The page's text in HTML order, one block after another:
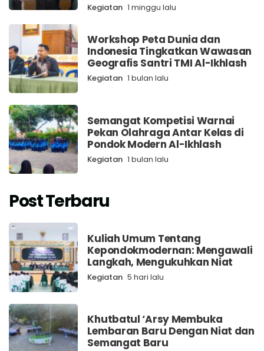
Kegiatan 1 minggu lalu
Workshop Peta Dunia dan
Indonesia Tingkatkan Wawasan
Geografis Santri TMI Al-Ikhlash
Kegiatan 1 bulan lalu
Semangat Kompetisi Warnai
Pekan Olahraga Antar Kelas di
Pondok Modern Al-Ikhlash
Kegiatan 1 bulan lalu
Post Terbaru
Kuliah Umum Tentang
Kepondokmodernan: Mengawali
Langkah, Mengukuhkan Niat
Kegiatan 5 hari lalu
Khutbatul ‘Arsy Membuka
Lembaran Baru Dengan Niat dan
Semangat Baru